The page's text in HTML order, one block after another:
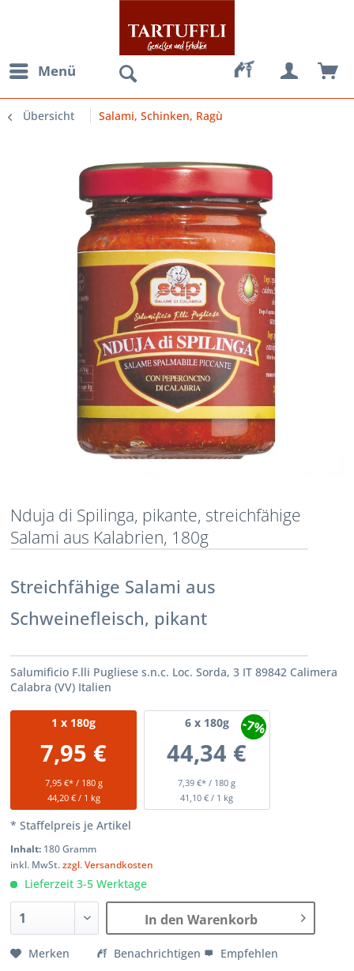
Menü
Übersicht Salami, Schinken, Ragù
Nduja di Spilinga, pikante, streichfähige
Salami aus Kalabrien, 180g
Streichfähige Salami aus
Schweinefleisch, pikant
Salumificio F.lli Pugliese s.n.c. Loc. Sorda, 3 IT 89842 Calimera
Calabra (VV) Italien
1 x 180g
7,95 €
7,95 €* / 180 g
44,20 € / 1 kg
6x 180g
44,34 €
7,39 €* / 180 g
-7%
41,10 € / 1 kg
* Staffelpreis je Artikel
Inhalt: 180 Gramm
inkl. MwSt.zzgl. Versandkosten
Lieferzeit 3-5 Werktage
In den Warenkorb
Merken Benachrichtigen Empfehlen